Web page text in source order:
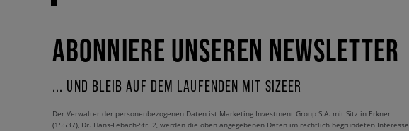
ABONNIERE UNSEREN NEWSLETTER
... UND BLEIB AUF DEM LAUFENDEN MIT SIZEER
Der Verwalter der personenbezogenen Daten ist Marketing Investment Group S.A. mit Sitz in Erkner
(15537), Dr. Hans-Lebach-Str. 2, werden die oben angegebenen Daten im rechtlich begründeten Interesse